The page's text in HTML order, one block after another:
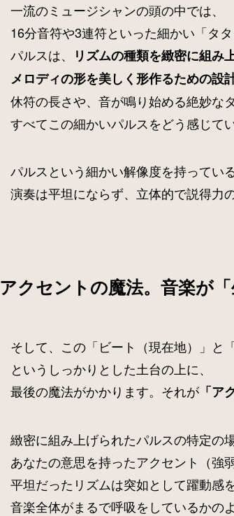
一流のミュージシャンの頭の中では、
16分音符や3連符といった細かい「タ
パルスは、
リズムの種類を緻密に組み上
メロディの形を美しく形作るための設
休符の長さや、音が鳴り始める絶妙な
すべてこの細かいパルスをどう感じて
パルスという細かい解像度を持ってい
演奏は平坦にならず、立体的で説得力
アクセントの魔法。音楽が
そして、この「ビート（現在地）」と
というしっかりとした土台の上に、
最後の魔法がかかります。それが 「ア
緻密に組み上げられたパルスの特定の場
あなたの意思を持ったアクセント（強
平坦だったリズムは突如として躍動感を
音楽全体がまるで呼吸をしているかのよ